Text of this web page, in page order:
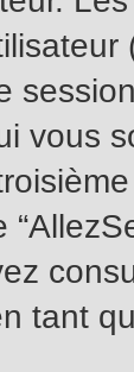
vous
tant